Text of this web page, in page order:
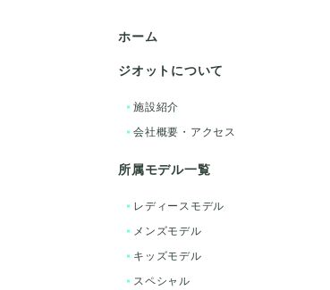
ホーム
ジオットについて
施設紹介
会社概要・アクセス
所属モデル一覧
レディースモデル
メンズモデル
キッズモデル
スペシャル